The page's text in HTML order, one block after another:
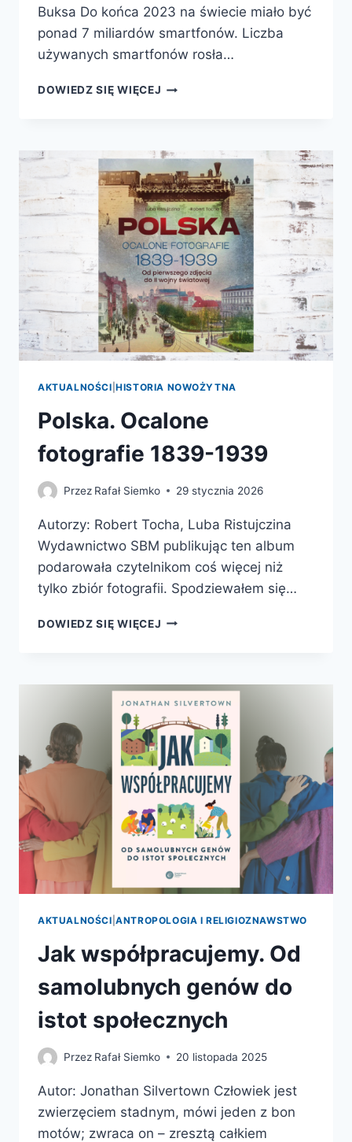
Buksa Do końca 2023 na świecie miało być
ponad 7 miliardów smartfonów. Liczba
używanych smartfonów rosła…
DOWIEDZ SIĘ WIĘCEJ PRZEWINIĘCI.
CODZIENNOŚCI.
PRZEGLĄDANIE
TELEFONU
W
ŚWIETLE
BADAŃ
EMPIRYCZNYCH
AKTUALNOŚCI |HISTORIA NOWOŻYTNA
Polska. Ocalone
fotografie 1839-1939
Przez Rafał Siemko 29 stycznia 2026
Autorzy: Robert Tocha, Luba Ristujczina
Wydawnictwo SBM publikując ten album
podarowała czytelnikom coś więcej niż
tylko zbiór fotografii. Spodziewałem się…
DOWIEDZ SIĘ WIĘCEJ POLSKA.
1939
AKTUALNOŚCI |ANTROPOLOGIA I RELIGIOZNAWSTWO
Jak współpracujemy. Od
samolubnych genów do
istot społecznych
Przez Rafał Siemko 20 listopada 2025
Autor: Jonathan Silvertown Człowiek jest
zwierzęciem stadnym, mówi jeden z bon
motów; zwraca on – zresztą całkiem